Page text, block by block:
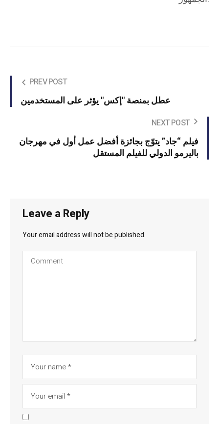
PREV POST
NEXT POST
فيلم “جاد” يتوّج بجائزة أفضل عمل أول في مهرجان
باليرمو الدولي للفيلم المستقل
Leave a Reply
Your email address will not be published.